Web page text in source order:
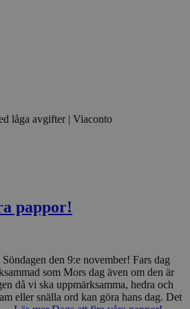
låga avgifter | Viaconto
pappor!
den 9:e november! Fars dag
som Mors dag även om den är
då vi ska uppmärksamma, hedra och
eller snälla ord kan göra hans dag. Det